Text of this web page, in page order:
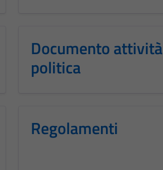
Documento attività
politica
Regolamenti